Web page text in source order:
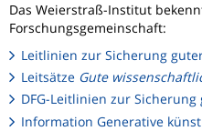
Das Weierstraß-Institut
Forschungsgemeinschaft:
Leitlinien zur Sicherung
Leitsätze Gute
DFG-Leitlinien zur
Information Generative